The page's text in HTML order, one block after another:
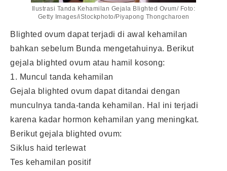
Ilustrasi Tanda Kehamilan Gejala Blighted Ovum/ Foto:
Getty Images/iStockphoto/Piyapong Thongcharoen
Blighted ovum dapat terjadi di awal kehamilan
bahkan sebelum Bunda mengetahuinya. Berikut
gejala blighted ovum atau hamil kosong:
1. Muncul tanda kehamilan
Gejala blighted ovum dapat ditandai dengan
munculnya tanda-tanda kehamilan. Hal ini terjadi
karena kadar hormon kehamilan yang meningkat.
Berikut gejala blighted ovum:
Siklus haid terlewat
Tes kehamilan positif